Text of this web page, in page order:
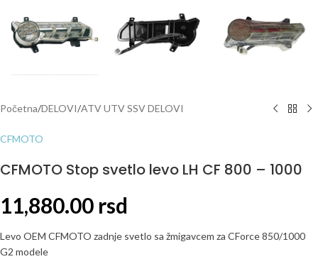
Početna/DELOVI/ATV UTV SSV DELOVI
CFMOTO
CFMOTO Stop svetlo levo LH CF 800 – 1000
11,880.00 rsd
Levo OEM CFMOTO zadnje svetlo sa žmigavcem za CForce 850/1000
G2 modele